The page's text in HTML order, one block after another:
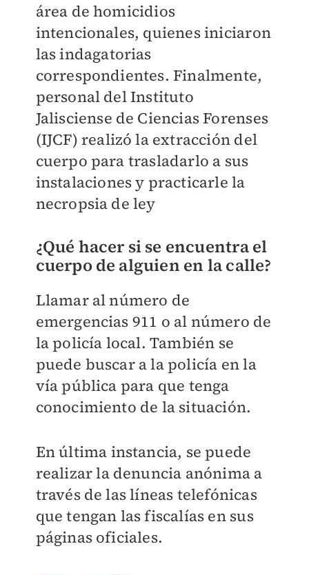
área de homicidios
intencionales, quienes iniciaron
las indagatorias
correspondientes. Finalmente,
personal del Instituto
Jalisciense de Ciencias Forenses
(IJCF) realizó la extracción del
cuerpo para trasladarlo a sus
instalaciones y practicarle la
necropsia de ley
¿Qué hacer si se encuentra el
cuerpo de alguien en la calle?
Llamar al número de
emergencias 911 o al número de
la policía local. También se
puede buscar a la policía en la
vía pública para que tenga
conocimiento de la situación.
En última instancia, se puede
realizar la denuncia anónima a
través de las líneas telefónicas
que tengan las fiscalías en sus
páginas oficiales.